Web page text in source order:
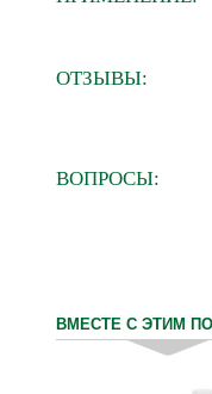
ОТЗЫВЫ:
ВОПРОСЫ:
ВМЕСТЕ С ЭТИМ